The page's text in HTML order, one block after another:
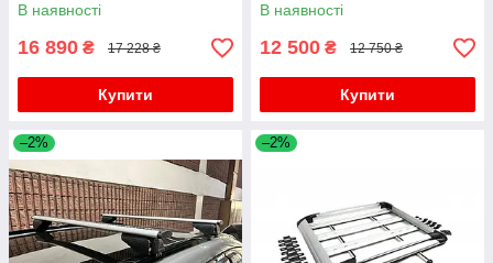
В наявності
16 890 ₴ 17 228 ₴
Купити
В наявності
12 500 ₴ 12 750 ₴
Купити
–2% –2%